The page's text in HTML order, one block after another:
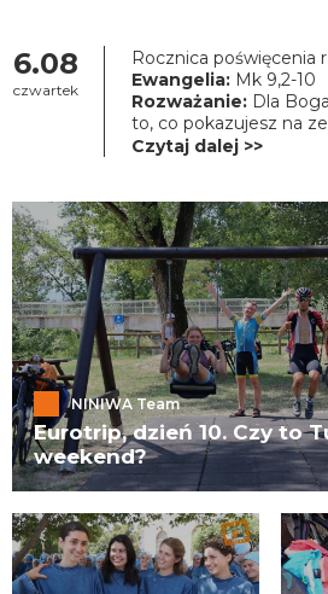
ARTYKUŁY
NINIWA BUD
KONTAKT
6.08
czwartek
Rocznica poświęcenia
Najświętszej Maryi
Ewangelia: Mk 9,2-10
Rozważanie: Dla
to, co pokazujesz na
wewnątrz. To z serca
Czytaj dalej >>
NINIWA Team
Eurotrip, dzień 10. Czy to
weekend?